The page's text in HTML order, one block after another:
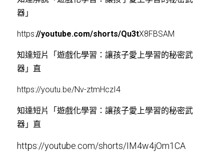
器」
https://youtube.com/shorts/Qu3tX8FBSAM
知達短片「遊戲化學習：讓孩子愛上學習的秘密武
器」直
https://youtu.be/Nv-ztmHczI4
知達短片「遊戲化學習：讓孩子愛上學習的秘密武
器」直
https://youtube.com/shorts/IM4w4jOm1CA